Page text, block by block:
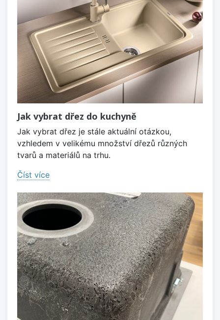
Jak vybrat dřez do kuchyně
Jak vybrat dřez je stále aktuální otázkou,
vzhledem v velikému množství dřezů různých
tvarů a materiálů na trhu.
Číst více